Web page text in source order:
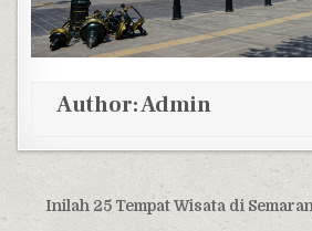
Author:Admin
Post navigation
Inilah 25 Tempat Wisata di